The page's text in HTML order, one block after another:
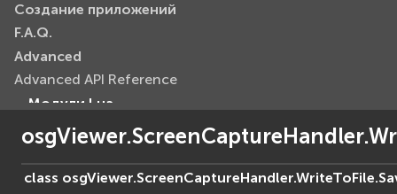
Создание приложений
F.A.Q.
Advanced
Advanced API Reference
Модули Lua
Базовые модули (Core)
evar2
class osgViewer.ScreenCaptureHandler.WriteToFile.